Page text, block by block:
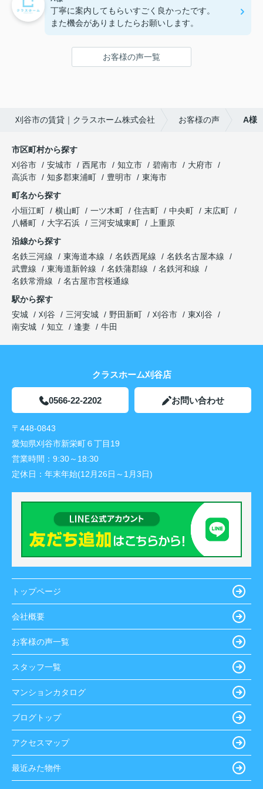
丁寧に案内してもらいすごく良かったです。
また機会がありましたらお願いします。
お客様の声一覧
刈谷市の賃貸｜クラスホーム株式会社 お客様の声 A様
市区町村から探す
刈谷市
安城市 西尾市 知立市 碧南市
大府市
高浜市
知多郡東浦町 豊明市
東海市
町名から探す
小垣江町
横山町 一ツ木町 住吉町 中央町
末広町
八幡町
大字石浜 三河安城東町
上重原
沿線から探す
名鉄三河線
東海道本線 名鉄西尾線
名鉄名古屋本線
武豊線
東海道新幹線 名鉄蒲郡線
名鉄河和線
名鉄常滑線
名古屋市営桜通線
駅から探す
安城
刈谷 三河安城 野田新町 刈谷市
東刈谷
南安城
知立 逢妻 牛田
クラスホーム刈谷店
0566-22-2202 お問い合わせ
〒448-0843
愛知県刈谷市新栄町６丁目19
営業時間： 9:30～18:30
定休日： 年末年始(12月26日～1月3日)
トップページ
会社概要
お客様の声一覧
スタッフ一覧
マンションカタログ
ブログトップ
アクセスマップ
最近みた物件